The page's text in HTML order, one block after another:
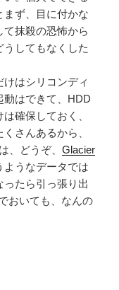
ず、目に付かな
抹殺の恐怖から
してもなくした
はシリコンディ
動はできて、HDD
確保しておく、
さんあるから、
、どうぞ、 Glacier
うなデータでは
たら引っ張り出
おいても、なんの